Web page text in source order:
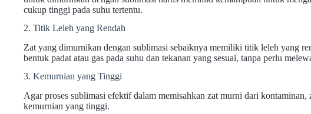
cukup tinggi pada suhu tertentu.
2. Titik Leleh yang Rendah
Zat yang dimurnikan dengan sublimasi sebaiknya memiliki titik leleh yang
bentuk padat atau gas pada suhu dan tekanan yang sesuai, tanpa perlu
3. Kemurnian yang Tinggi
Agar proses sublimasi efektif dalam memisahkan zat murni dari
kemurnian yang tinggi.